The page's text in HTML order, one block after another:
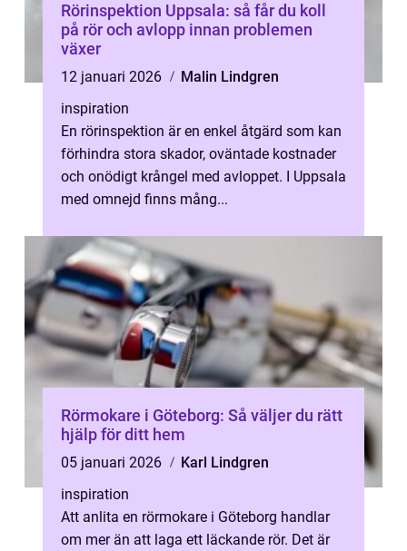
Rörinspektion Uppsala: så får du koll
på rör och avlopp innan problemen
växer
12 januari 2026
Malin Lindgren
inspiration
En rörinspektion är en enkel åtgärd som kan
förhindra stora skador, oväntade kostnader
och onödigt krångel med avloppet. I Uppsala
med omnejd finns mång...
Rörmokare i Göteborg: Så väljer du rätt
hjälp för ditt hem
05 januari 2026
Karl Lindgren
inspiration
Att anlita en rörmokare i Göteborg handlar
om mer än att laga ett läckande rör. Det är